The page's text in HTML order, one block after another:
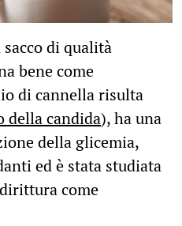
di qualità
bene come
di cannella risulta
della candida), ha una
della glicemia,
ed è stata studiata
come